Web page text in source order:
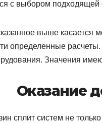
с выбором подходящей
выше касается
определенные
Значения
Оказание
сплит систем не